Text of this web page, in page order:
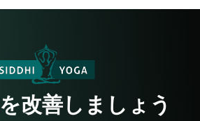
を改善しましょう